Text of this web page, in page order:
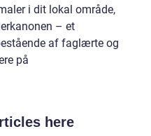
i dit lokal område,
– et
af faglærte og
på
here